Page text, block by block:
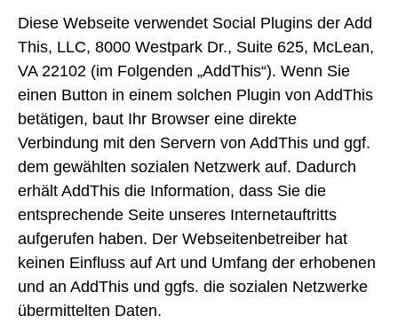
Diese Webseite verwendet Social Plugins der Add
This, LLC, 8000 Westpark Dr., Suite 625, McLean,
VA 22102 (im Folgenden „AddThis“). Wenn Sie
einen Button in einem solchen Plugin von AddThis
betätigen, baut Ihr Browser eine direkte
Verbindung mit den Servern von AddThis und ggf.
dem gewählten sozialen Netzwerk auf. Dadurch
erhält AddThis die Information, dass Sie die
entsprechende Seite unseres Internetauftritts
aufgerufen haben. Der Webseitenbetreiber hat
keinen Einfluss auf Art und Umfang der erhobenen
und an AddThis und ggfs. die sozialen Netzwerke
übermittelten Daten.